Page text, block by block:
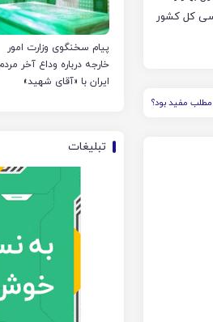
کل کشور
مطلب مفید بود؟
پیام سخنگوی وزارت امور
خارجه درباره وداع آخر مردم
ایران با «آقای شهید»
تبلیغات